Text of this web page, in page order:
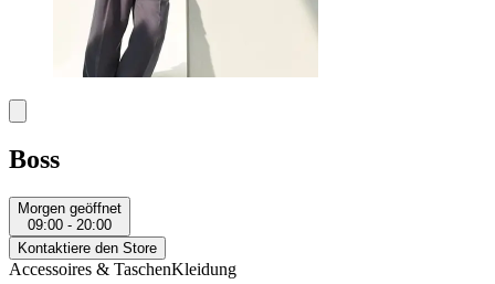
Boss
Morgen geöffnet
09:00 - 20:00
Kontaktiere den Store
Accessoires & TaschenKleidung